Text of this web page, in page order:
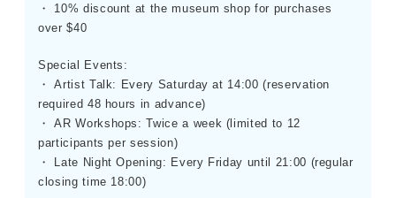
・ 10% discount at the museum shop for purchases
over $40
Special Events:
・ Artist Talk: Every Saturday at 14:00 (reservation
required 48 hours in advance)
・ AR Workshops: Twice a week (limited to 12
participants per session)
・ Late Night Opening: Every Friday until 21:00 (regular
closing time 18:00)